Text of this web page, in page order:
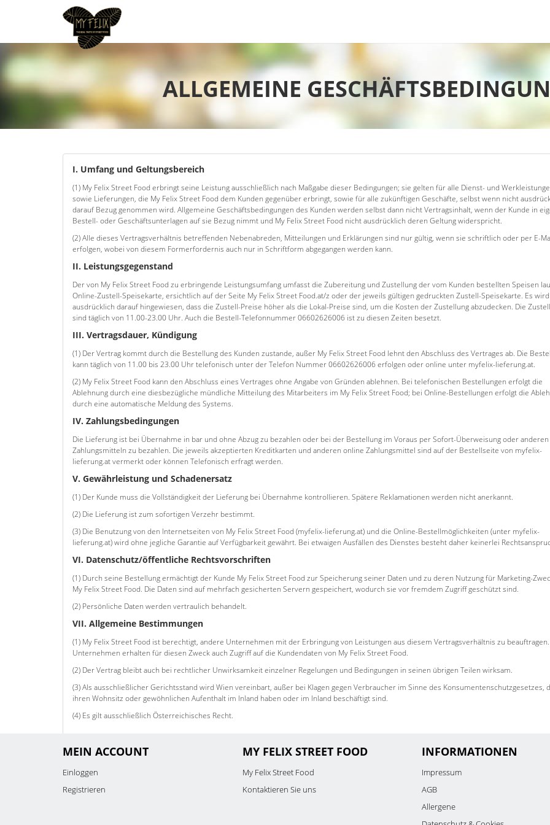
ALLGEMEINE
I. Umfang und Geltungsbereich
(1) My Felix Street Food erbringt seine Leistung ausschließlich nach Maßgabe dieser Bedingungen; sie gelten für alle Dienst- und
sowie Lieferungen, die My Felix Street Food dem Kunden gegenüber erbringt, sowie für alle zukünftigen Geschäfte, selbst wenn nicht
darauf Bezug genommen wird. Allgemeine Geschäftsbedingungen des Kunden werden selbst dann nicht Vertragsinhalt, wenn der Kunde in
Bestell- oder Geschäftsunterlagen auf sie Bezug nimmt und My Felix Street Food nicht ausdrücklich deren Geltung widerspricht.
(2) Alle dieses Vertragsverhältnis betreffenden Nebenabreden, Mitteilungen und Erklärungen sind nur gültig, wenn sie schriftlich oder per E-
erfolgen, wobei von diesem Formerfordernis auch nur in Schriftform abgegangen werden kann.
II. Leistungsgegenstand
Der von My Felix Street Food zu erbringende Leistungsumfang umfasst die Zubereitung und Zustellung der vom Kunden bestellten Speisen
Online-Zustell-Speisekarte, ersichtlich auf der Seite My Felix Street Food.at/z oder der jeweils gültigen gedruckten Zustell-Speisekarte. Es wird
ausdrücklich darauf hingewiesen, dass die Zustell-Preise höher als die Lokal-Preise sind, um die Kosten der Zustellung abzudecken. Die
sind täglich von 11.00-23.00 Uhr. Auch die Bestell-Telefonnummer 06602626006 ist zu diesen Zeiten besetzt.
III. Vertragsdauer, Kündigung
(1) Der Vertrag kommt durch die Bestellung des Kunden zustande, außer My Felix Street Food lehnt den Abschluss des Vertrages ab. Die
kann täglich von 11.00 bis 23.00 Uhr telefonisch unter der Telefon Nummer 06602626006 erfolgen oder online unter myfelix-lieferung.at.
(2) My Felix Street Food kann den Abschluss eines Vertrages ohne Angabe von Gründen ablehnen. Bei telefonischen Bestellungen erfolgt die
Ablehnung durch eine diesbezügliche mündliche Mitteilung des Mitarbeiters im My Felix Street Food; bei Online-Bestellungen erfolgt die
durch eine automatische Meldung des Systems.
IV. Zahlungsbedingungen
Die Lieferung ist bei Übernahme in bar und ohne Abzug zu bezahlen oder bei der Bestellung im Voraus per Sofort-Überweisung oder
Zahlungsmitteln zu bezahlen. Die jeweils akzeptierten Kreditkarten und anderen online Zahlungsmittel sind auf der Bestellseite von myfelix-
lieferung.at vermerkt oder können Telefonisch erfragt werden.
V. Gewährleistung und Schadenersatz
(1) Der Kunde muss die Vollständigkeit der Lieferung bei Übernahme kontrollieren. Spätere Reklamationen werden nicht anerkannt.
(2) Die Lieferung ist zum sofortigen Verzehr bestimmt.
(3) Die Benutzung von den Internetseiten von My Felix Street Food (myfelix-lieferung.at) und die Online-Bestellmöglichkeiten (unter myfelix-
lieferung.at) wird ohne jegliche Garantie auf Verfügbarkeit gewährt. Bei etwaigen Ausfällen des Dienstes besteht daher keinerlei
VI. Datenschutz/öffentliche Rechtsvorschriften
(1) Durch seine Bestellung ermächtigt der Kunde My Felix Street Food zur Speicherung seiner Daten und zu deren Nutzung für Marketing-
My Felix Street Food. Die Daten sind auf mehrfach gesicherten Servern gespeichert, wodurch sie vor fremdem Zugriff geschützt sind.
(2) Persönliche Daten werden vertraulich behandelt.
VII. Allgemeine Bestimmungen
(1) My Felix Street Food ist berechtigt, andere Unternehmen mit der Erbringung von Leistungen aus diesem Vertragsverhältnis zu
Unternehmen erhalten für diesen Zweck auch Zugriff auf die Kundendaten von My Felix Street Food.
(2) Der Vertrag bleibt auch bei rechtlicher Unwirksamkeit einzelner Regelungen und Bedingungen in seinen übrigen Teilen wirksam.
(3) Als ausschließlicher Gerichtsstand wird Wien vereinbart, außer bei Klagen gegen Verbraucher im Sinne des Konsumentenschutzgesetzes,
ihren Wohnsitz oder gewöhnlichen Aufenthalt im Inland haben oder im Inland beschäftigt sind.
(4) Es gilt ausschließlich Österreichisches Recht.
MEIN ACCOUNT
Einloggen
Registrieren
MY FELIX STREET FOOD
My Felix Street Food
Kontaktieren Sie uns
INFORMATIONEN
Impressum
AGB
Allergene